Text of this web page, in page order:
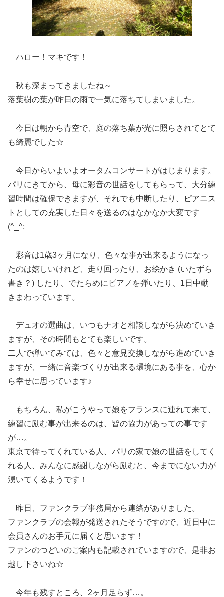
ハロー！マキです！
秋も深まってきましたね～
落葉樹の葉が昨日の雨で一気に落ちてしまいました。
今日は朝から青空で、庭の落ち葉が光に照らされてとて
も綺麗でした☆
今日からいよいよオータムコンサートがはじまります。
パリにきてから、母に彩音の世話をしてもらって、大分練
習時間は確保できますが、それでも中断したり、ピアニス
トとしての充実した日々を送るのはなかなか大変です
(^_^;
彩音は1歳3ヶ月になり、色々な事が出来るようになっ
たのは嬉しいけれど、走り回ったり、お絵かき (いたずら
書き？) したり、でたらめにピアノを弾いたり、1日中動
きまわっています。
デュオの選曲は、いつもナオと相談しながら決めていき
ますが、その時間もとても楽しいです。
二人で弾いてみては、色々と意見交換しながら進めていき
ますが、一緒に音楽づくりが出来る環境にある事を、心か
ら幸せに思っています♪
もちろん、私がこうやって娘をフランスに連れて来て、
練習に励む事が出来るのは、皆の協力があっての事です
が…。
東京で待ってくれている人、パリの家で娘の世話をしてく
れる人、みんなに感謝しながら励むと、今までにない力が
湧いてくるようです！
昨日、ファンクラブ事務局から連絡がありました。
ファンクラブの会報が発送されたそうですので、近日中に
会員さんのお手元に届くと思います！
ファンのつどいのご案内も記載されていますので、是非お
越し下さいね☆
今年も残すところ、2ヶ月足らず…。